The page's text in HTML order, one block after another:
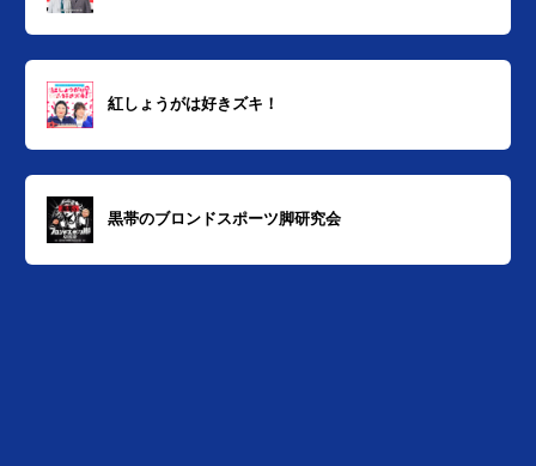
紅しょうがは好きズキ！
黒帯のブロンドスポーツ脚研究会